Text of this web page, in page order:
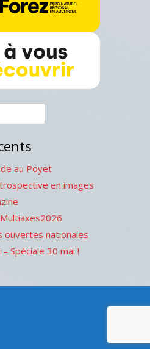
au Poyet
en images
ouvertes nationales
Spéciale 30 mai !